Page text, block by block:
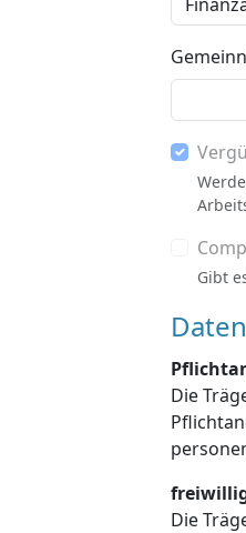
Gibt
Die
Pflichtangaben enthalten sind, die
Die